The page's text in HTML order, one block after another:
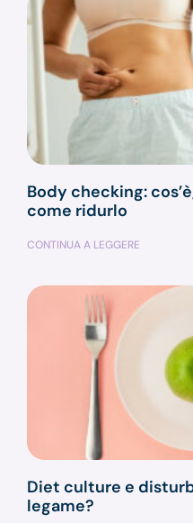
Body checking:
come ridurlo
CONTINUA A LEGGERE
Diet culture e
legame?